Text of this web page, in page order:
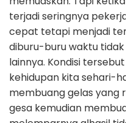
terjadi seringnya
cepat tetapi menjadi
diburu-buru waktu
lainnya. Kondisi
kehidupan kita sehari-
membuang gelas
gesa kemudian